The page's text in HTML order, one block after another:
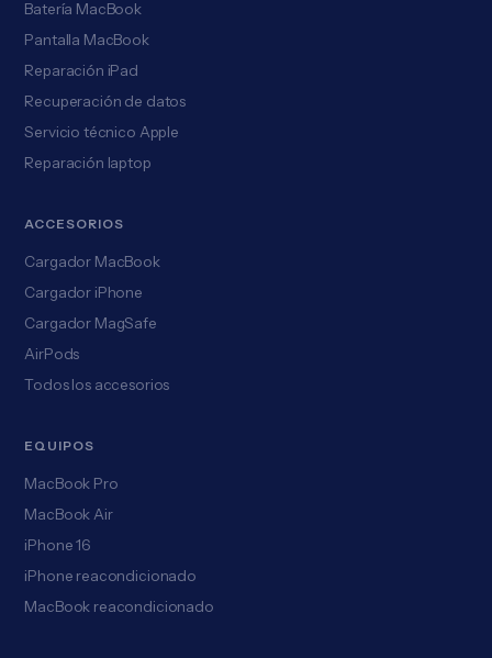
Batería MacBook
Pantalla MacBook
Reparación iPad
Recuperación de datos
Servicio técnico Apple
Reparación laptop
ACCESORIOS
Cargador MacBook
Cargador iPhone
Cargador MagSafe
AirPods
Todos los accesorios
EQUIPOS
MacBook Pro
MacBook Air
iPhone 16
iPhone reacondicionado
MacBook reacondicionado